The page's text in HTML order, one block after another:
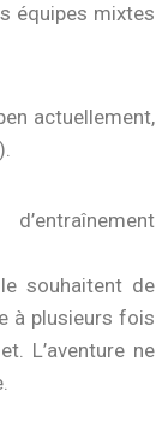
équipes mixtes
actuellement,
souhaitent de
à plusieurs fois
L’aventure ne